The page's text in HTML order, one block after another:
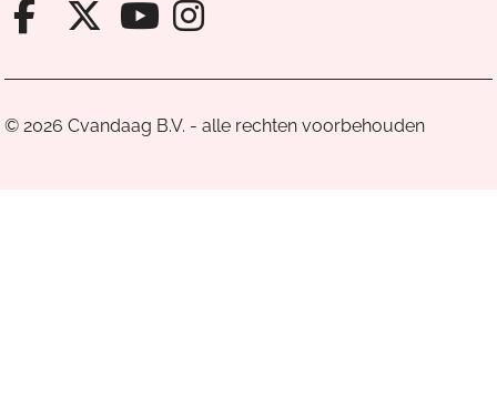
Facebook van Cvandaag
X van Cvandaag
Instagram van
© 2026 Cvandaag B.V. - alle rechten voorbehouden